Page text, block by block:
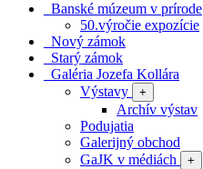
Banské múzeum v prírode
50.výročie expozície
Nový zámok
Starý zámok
Galéria Jozefa Kollára
Výstavy
+
Archív výstav
Podujatia
Galerijný obchod
GaJK v médiách
+